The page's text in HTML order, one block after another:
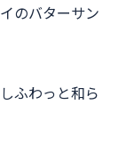
のバターサン
ふわっと和ら